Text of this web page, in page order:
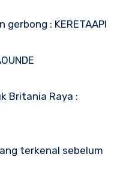
: KERETAAPI
Britania Raya :
terkenal sebelum